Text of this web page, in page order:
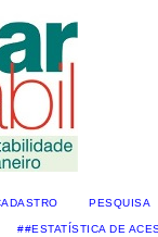
PESQUISA
##ESTATÍSTICA DE